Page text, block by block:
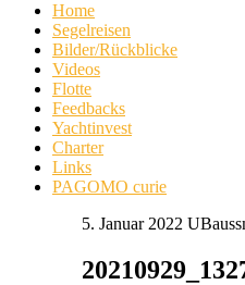
Home
Segelreisen
Bilder/Rückblicke
Videos
Flotte
Feedbacks
Yachtinvest
Charter
Links
PAGOMO curie
5. Januar 2022